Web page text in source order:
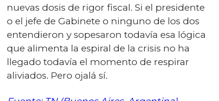
nuevas dosis de rigor fiscal. Si el presidente
o el jefe de Gabinete o ninguno de los dos
entendieron y sopesaron todavía esa lógica
que alimenta la espiral de la crisis no ha
llegado todavía el momento de respirar
aliviados. Pero ojalá sí.